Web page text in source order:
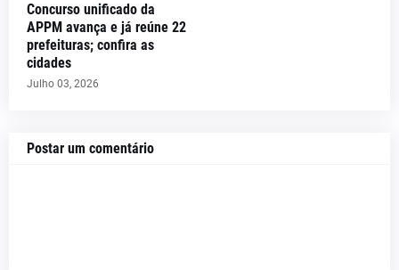
Concurso unificado da
APPM avança e já reúne 22
prefeituras; confira as
cidades
Julho 03, 2026
Postar um comentário